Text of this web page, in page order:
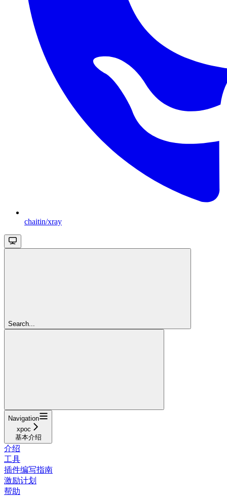
chaitin/xray
Search...
Navigation
xpoc
基本介绍
介绍
工具
插件编写指南
激励计划
帮助